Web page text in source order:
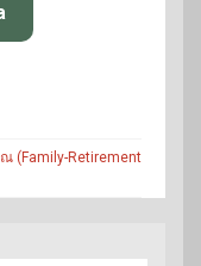
(Family-Retirement